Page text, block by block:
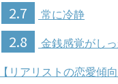
2.7 常に冷静
2.8 金銭感覚がし
【リアリストの恋愛傾